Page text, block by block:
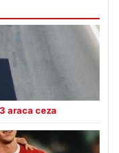
araca ceza